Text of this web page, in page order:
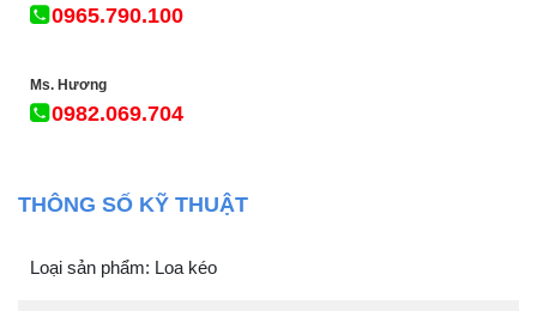
0965.790.100
Ms. Hương
0982.069.704
THÔNG SỐ KỸ THUẬT
Loại sản phẩm: Loa kéo